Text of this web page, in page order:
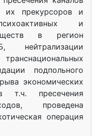
их прекурсоров и
и
в регион
нейтрализации
подпольного
экономических
т.ч. пресечения
проведена
операция